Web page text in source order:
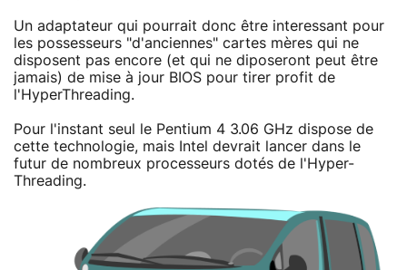
Un adaptateur qui pourrait donc être interessant pour
les possesseurs "d'anciennes" cartes mères qui ne
disposent pas encore (et qui ne diposeront peut être
jamais) de mise à jour BIOS pour tirer profit de
l'HyperThreading.
Pour l'instant seul le Pentium 4 3.06 GHz dispose de
cette technologie, mais Intel devrait lancer dans le
futur de nombreux processeurs dotés de l'Hyper-
Threading.